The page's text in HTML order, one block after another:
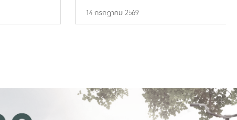
14 กรกฎาคม 2569